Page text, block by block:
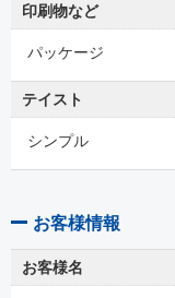
印刷物など
パッケージ
テイスト
シンプル
お客様情報
お客様名